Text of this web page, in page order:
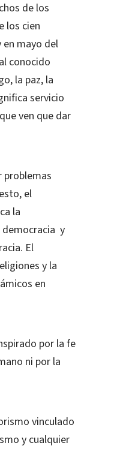
de los
los cien
en mayo del
conocido
la paz, la
servicio
ven que dar
problemas
el
la
democracia y
El
y la
en
por la fe
ni por la
vinculado
y cualquier